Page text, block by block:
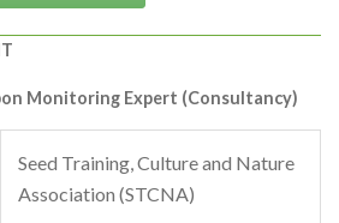
Monitoring Expert (Consultancy)
Seed Training, Culture and Nature
Association (STCNA)